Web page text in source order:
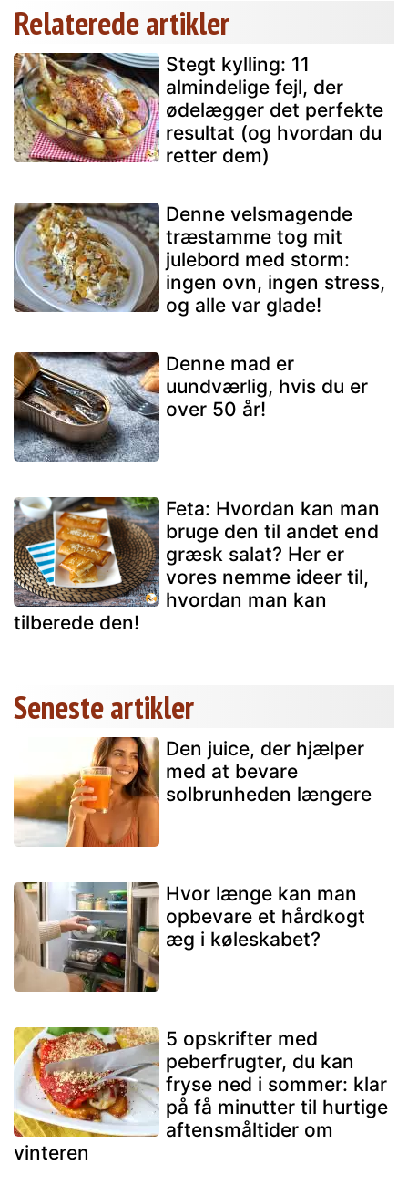
Relaterede artikler
Stegt kylling: 11
almindelige fejl, der
ødelægger det perfekte
resultat (og hvordan du
retter dem)
Denne velsmagende
træstamme tog mit
julebord med storm:
ingen ovn, ingen stress,
og alle var glade!
Denne mad er
uundværlig, hvis du er
over 50 år!
Feta: Hvordan kan man
bruge den til andet end
græsk salat? Her er
vores nemme ideer til,
hvordan man kan
tilberede den!
Seneste artikler
Den juice, der hjælper
med at bevare
solbrunheden længere
Hvor længe kan man
opbevare et hårdkogt
æg i køleskabet?
5 opskrifter med
peberfrugter, du kan
fryse ned i sommer: klar
på få minutter til hurtige
aftensmåltider om
vinteren